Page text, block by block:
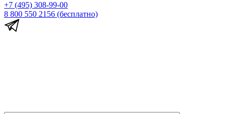
+7 (495) 308-99-00
8 800 550 2156 (бесплатно)